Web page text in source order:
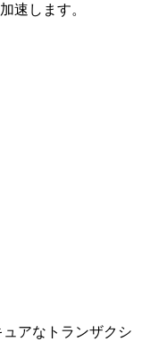
速します。
アなトランザクシ